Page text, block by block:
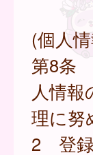
(個人
第8条
人情
理に努
2 登録